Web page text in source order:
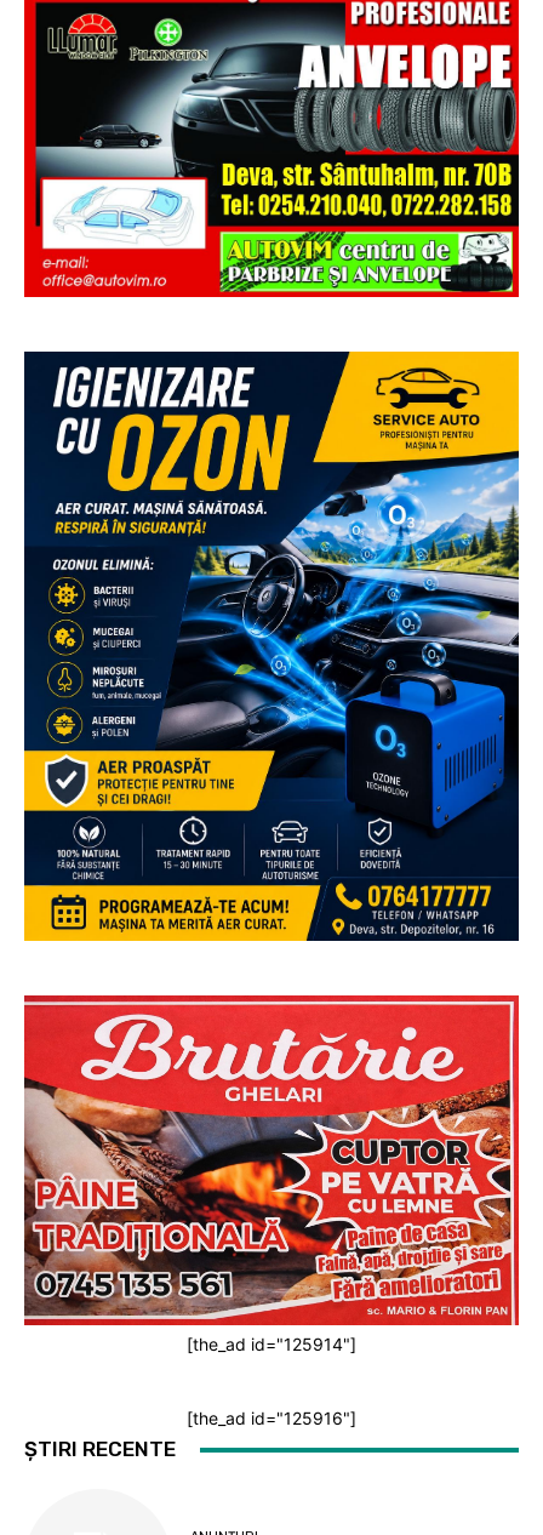
[the_ad id="125914"]
[the_ad id="125916"]
ȘTIRI RECENTE